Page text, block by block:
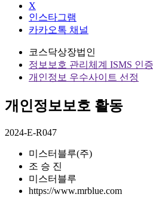
X
인스타그램
카카오톡 채널
코스닥상장법인
정보보호 관리체계 ISMS 인
개인정보 우수사이트 선정
개인정보보호 활동
2024-E-R047
미스터블루(주)
조 승 진
미스터블루
https://www.mrblue.com